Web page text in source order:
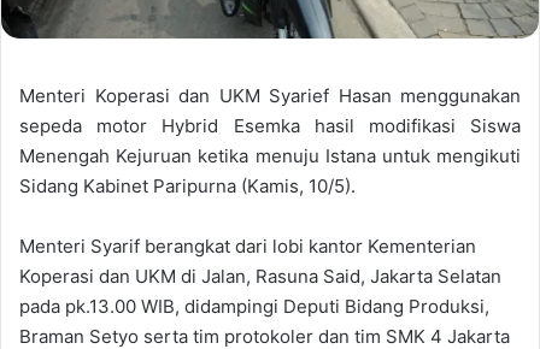
Menteri Koperasi dan UKM Syarief Hasan menggunakan
sepeda motor Hybrid Esemka hasil modifikasi Siswa
Menengah Kejuruan ketika menuju Istana untuk mengikuti
Sidang Kabinet Paripurna (Kamis, 10/5).
Menteri Syarif berangkat dari lobi kantor Kementerian
Koperasi dan UKM di Jalan, Rasuna Said, Jakarta Selatan
pada pk.13.00 WIB, didampingi Deputi Bidang Produksi,
Braman Setyo serta tim protokoler dan tim SMK 4 Jakarta